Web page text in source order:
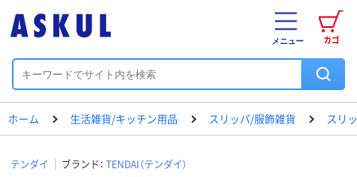
カゴ
メニュー
ホーム 生活雑貨/キッチン用品 スリッパ/服飾雑貨 スリ
テンダイ ブランド： TENDAI（テンダイ）